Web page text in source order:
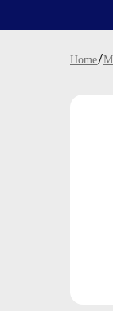
Home/